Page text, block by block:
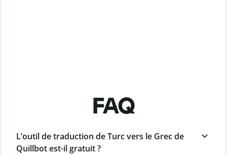
FAQ
L’outil de traduction de Turc vers le Grec de
Quillbot est-il gratuit ?